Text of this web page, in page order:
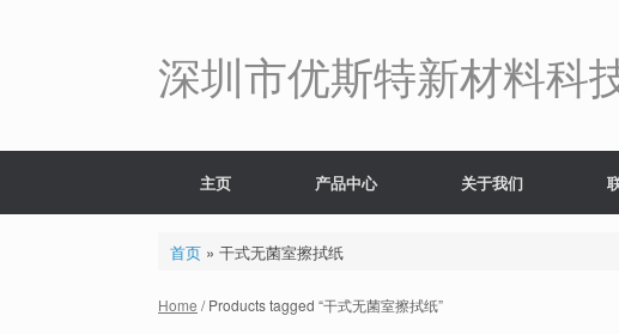
深圳市优斯特新材料科
主页 产品中心 关于我们
首页» 干式无菌室擦拭纸
Home / Products tagged “干式无菌室擦拭纸”